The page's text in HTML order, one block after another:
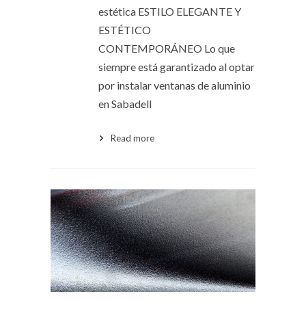
estética ESTILO ELEGANTE Y
ESTÉTICO
CONTEMPORÁNEO Lo que
siempre está garantizado al optar
por instalar ventanas de aluminio
en Sabadell
Read more